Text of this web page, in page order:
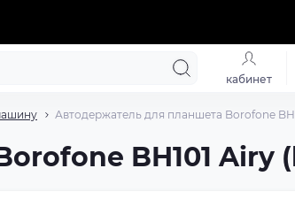
кабинет
Автодержатель для планшета Borofone
BH101 Airy